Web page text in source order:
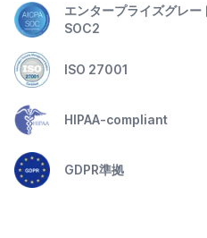
エンタープライズグレー
SOC2
ISO 27001
HIPAA-compliant
GDPR準拠